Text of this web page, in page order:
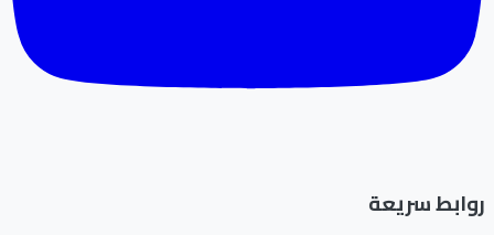
سريعة